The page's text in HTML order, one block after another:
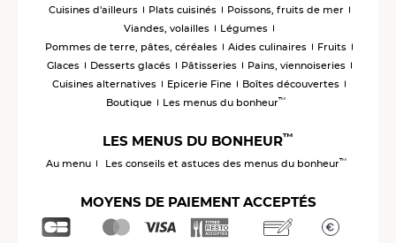
Cuisines d'ailleurs
Plats cuisinés
Poissons, fruits de mer
Viandes, volailles
Légumes
Pommes de terre, pâtes, céréales
Aides culinaires
Fruits
Glaces
Desserts glacés Pâtisseries
Pains, viennoiseries
Cuisines alternatives
Epicerie Fine
Boîtes découvertes
Boutique
Les menus du bonheur™
LES MENUS DU BONHEUR™
Au menu Les conseils et astuces des menus du bonheur™
MOYENS DE PAIEMENT ACCEPTÉS